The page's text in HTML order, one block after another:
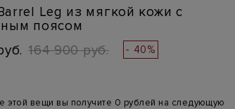
Leg из мягкой кожи с
поясом
164 900 руб. - 40%
этой вещи вы получите 0 рублей на следующую